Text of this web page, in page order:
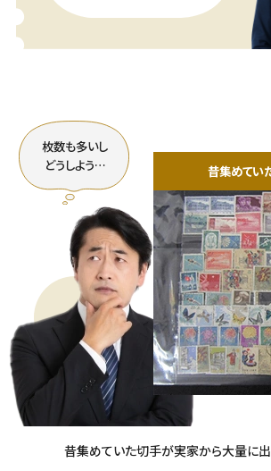
枚数も多いし
どうしよう…
昔集めてい
昔集めていた切手が実家から大量に